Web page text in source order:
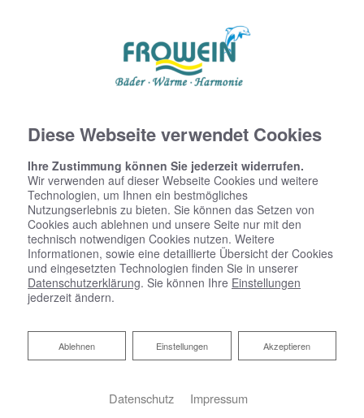
Angaben korrekt?
Welchen Badezimmer Stil bevorzugen Sie?
Diese Webseite verwendet Cookies
Ihre Zustimmung können Sie jederzeit widerrufen.
Wir verwenden auf dieser Webseite Cookies und weitere
Technologien, um Ihnen ein bestmögliches
Nutzungserlebnis zu bieten. Sie können das Setzen von
Cookies auch ablehnen und unsere Seite nur mit den
technisch notwendigen Cookies nutzen. Weitere
Informationen, sowie eine detaillierte Übersicht der Cookies
und eingesetzten Technologien finden Sie in unserer
Datenschutzerklärung. Sie können Ihre Einstellungen
jederzeit ändern.
Akzeptieren
Einstellungen
Ablehnen
Ablehnen
Datenschutz Impressum